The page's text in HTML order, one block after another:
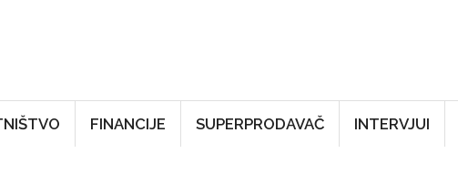
FINANCIJE SUPERPRODAVAČ INTERVJUI